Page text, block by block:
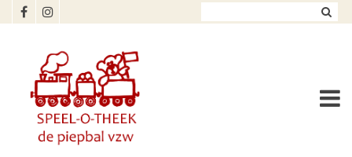
Overslaan en naar de inhoud gaan